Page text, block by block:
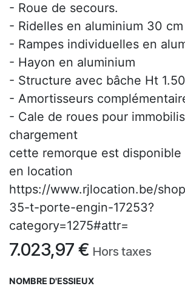
- Roue de secours.
- Ridelles en aluminium 30 cm
- Rampes individuelles en
- Hayon en aluminium
- Structure avec bâche Ht
- Amortisseurs
- Cale de roues pour
chargement
cette remorque est disponible
en location
https://www.rjlocation.be/
35-t-porte-engin-17253?
category=1275#attr=
7.023,97 € Hors taxes
NOMBRE D'ESSIEUX